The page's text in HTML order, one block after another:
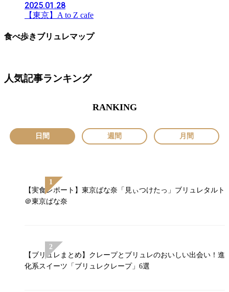
2025.01.28
【東京】A to Z cafe
食べ歩きブリュレマップ
人気記事ランキング
RANKING
日間 週間 月間
【実食レポート】東京ばな奈「見ぃつけたっ」ブリュレタルト
＠東京ばな奈
【ブリュレまとめ】クレープとブリュレのおいしい出会い！進
化系スイーツ「ブリュレクレープ」6選